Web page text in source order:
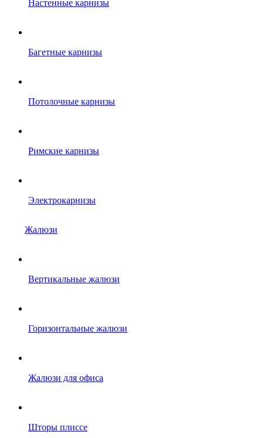
Настенные карнизы
Багетные карнизы
Потолочные карнизы
Римские карнизы
Электрокарнизы
Жалюзи
Вертикальные жалюзи
Горизонтальные жалюзи
Жалюзи для офиса
Шторы плиссе